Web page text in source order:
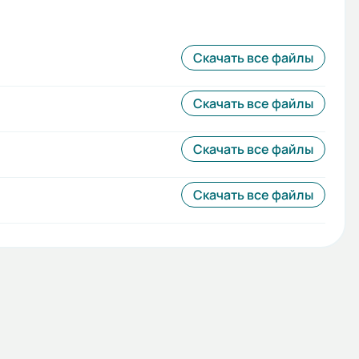
Скачать все файлы
Скачать все файлы
Скачать все файлы
Скачать все файлы